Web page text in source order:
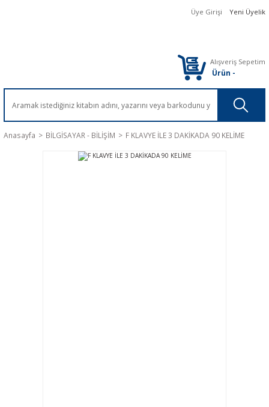
Üye Girişi Yeni Üyelik
Alışveriş Sepetim
Ürün -
Anasayfa BİLGİSAYAR - BİLİŞİM F KLAVYE İLE 3 DAKİKADA 90 KELİME